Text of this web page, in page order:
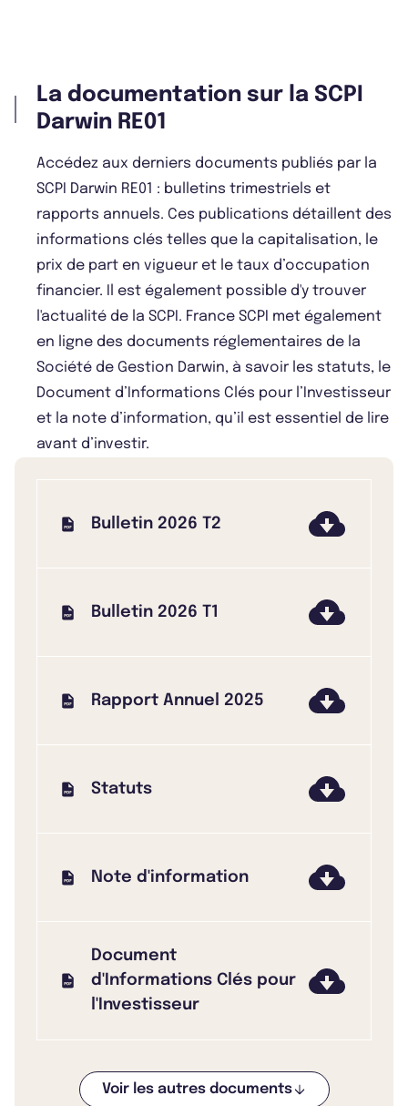
La documentation sur la SCPI
Darwin RE01
Accédez aux derniers documents publiés par la
SCPI Darwin RE01 : bulletins trimestriels et
rapports annuels. Ces publications détaillent des
informations clés telles que la capitalisation, le
prix de part en vigueur et le taux d’occupation
financier. Il est également possible d'y trouver
l'actualité de la SCPI. France SCPI met également
en ligne des documents réglementaires de la
Société de Gestion Darwin, à savoir les statuts, le
Document d’Informations Clés pour l’Investisseur
et la note d’information, qu’il est essentiel de lire
avant d’investir.
Bulletin 2026 T2
Bulletin 2026 T1
Rapport Annuel 2025
Statuts
Note d'information
Document
d'Informations Clés pour
l'Investisseur
Voir les autres documents